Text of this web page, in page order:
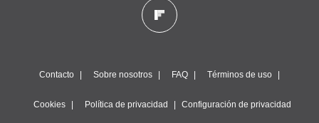
Contacto Sobre nosotros FAQ Términos de uso
Cookies Política de privacidad Configuración de privacidad